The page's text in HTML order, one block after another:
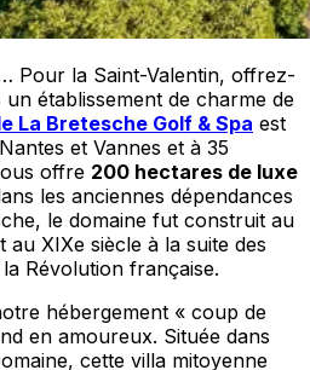
Pour la Saint-Valentin, offrez-
établissement de charme de
La Bretesche Golf & Spa est
et Vannes et à 35
offre 200 hectares de luxe
les anciennes dépendances
le domaine fut construit au
XIXe siècle à la suite des
Révolution française.
hébergement « coup de
en amoureux. Située dans
cette villa mitoyenne